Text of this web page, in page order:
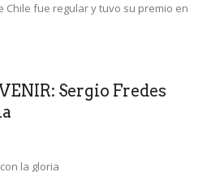
Chile fue regular y tuvo su premio en
Sergio Fredes
la gloria